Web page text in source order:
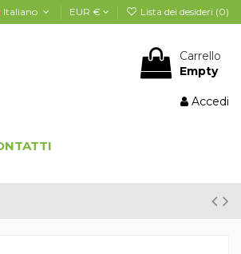
Italiano EUR € Lista dei desideri (0)
Carrello
Empty
Accedi